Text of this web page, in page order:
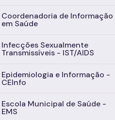
Coordenadoria de Informação
em Saúde
Infecções Sexualmente
Transmissíveis - IST/AIDS
Epidemiologia e Informação -
CEInfo
Escola Municipal de Saúde -
EMS